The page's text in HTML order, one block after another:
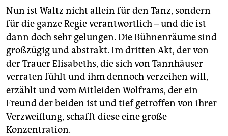
Nun ist Waltz nicht allein für den Tanz, sondern
für die ganze Regie verantwortlich – und die ist
dann doch sehr gelungen. Die Bühnenräume sind
großzügig und abstrakt. Im dritten Akt, der von
der Trauer Elisabeths, die sich von Tannhäuser
verraten fühlt und ihm dennoch verzeihen will,
erzählt und vom Mitleiden Wolframs, der ein
Freund der beiden ist und tief getroffen von ihrer
Verzweiflung, schafft diese eine große
Konzentration.